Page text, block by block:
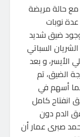
مع حالة مريضة
نوبات
ضيق شديد
90% عند بصلة الشريان السباتي
الأيسر، و بعد
الضيق، تم
أسهم في
انفتاح كامل
الدم دون
صبرى عمار أن